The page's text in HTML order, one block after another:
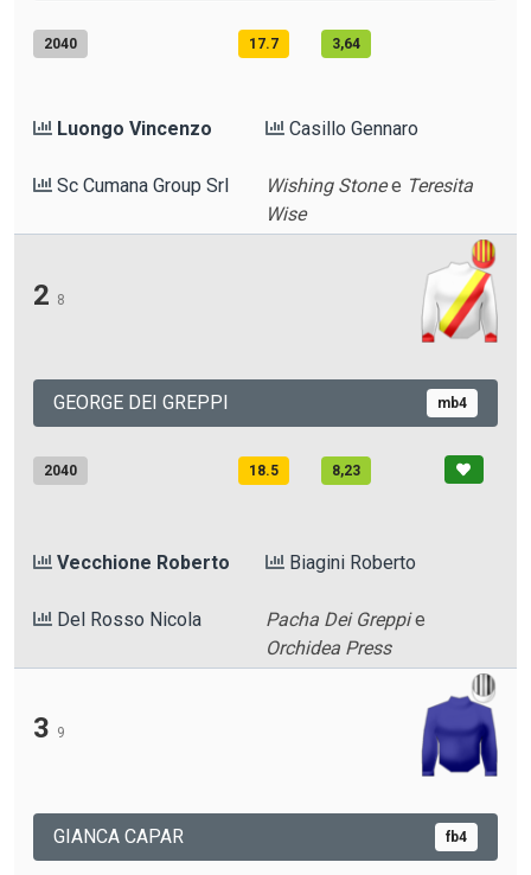
2040 17.7 3,64
Luongo Vincenzo Casillo Gennaro
Sc Cumana Group Srl Wishing Stonee Teresita
Wise
2 8
GEORGE DEI GREPPI mb4
2040 18.5 8,23
Vecchione Roberto Biagini Roberto
Del Rosso Nicola Pacha Dei Greppie
Orchidea Press
3 9
GIANCA CAPAR fb4